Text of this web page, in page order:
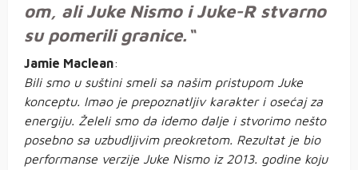
om, ali Juke Nismo i Juke-R stvarno
su pomerili granice.“
Jamie Maclean:
Bili smo u suštini smeli sa našim pristupom Juke
konceptu. Imao je prepoznatljiv karakter i osećaj za
energiju. Želeli smo da idemo dalje i stvorimo nešto
posebno sa uzbudljivim preokretom. Rezultat je bio
performanse verzije Juke Nismo iz 2013. godine koju